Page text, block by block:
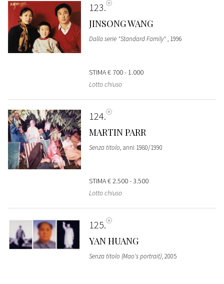
123
JINSONG WANG
Dalla serie "Standard Family", 1996
STIMA€ 700 - 1.000
Lotto chiuso
124
MARTIN PARR
Senza titolo, anni 1980/1990
STIMA€ 2.500 - 3.500
Lotto chiuso
125
YAN HUANG
Senza titolo (Mao's portrait), 2005